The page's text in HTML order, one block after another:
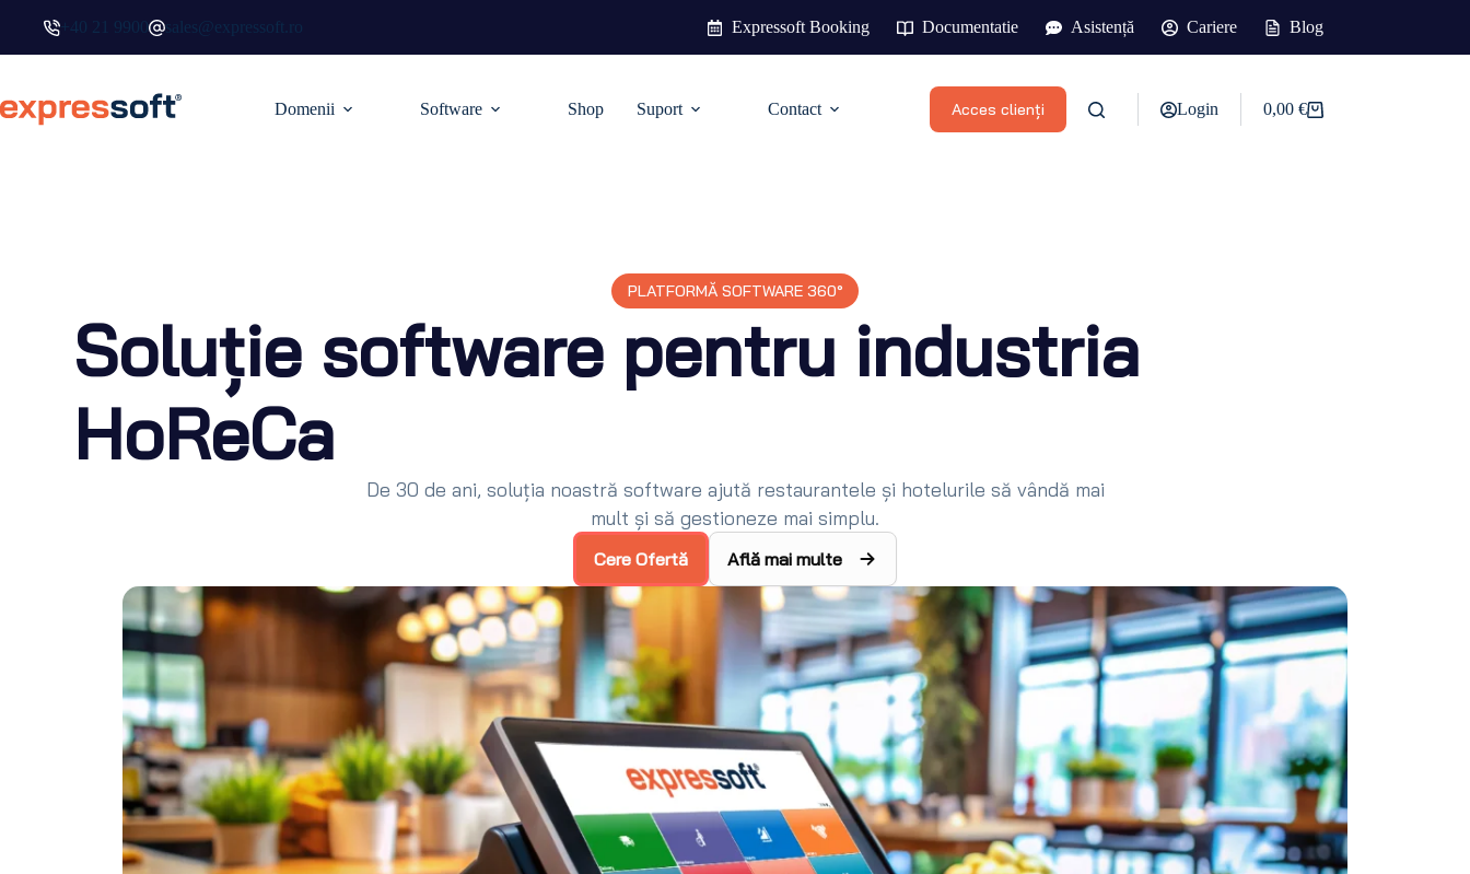
+40 21 9900 sales@expressoft.ro Expressoft Booking Documentatie Asistență Cariere Blog
Domenii Software Shop Suport Contact Acces clienți Login
Coș
0,00 €
PLATFORMĂ SOFTWARE 360°
Soluție software pentru industria
HoReCa
De 30 de ani, soluția noastră software ajută restaurantele și hotelurile să vândă mai
mult și să gestioneze mai simplu.
Cere Ofertă Află mai multe